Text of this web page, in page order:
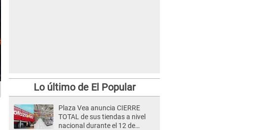
Lo último de El Popular
Plaza Vea anuncia CIERRE
TOTAL de sus tiendas a nivel
nacional durante el 12 de